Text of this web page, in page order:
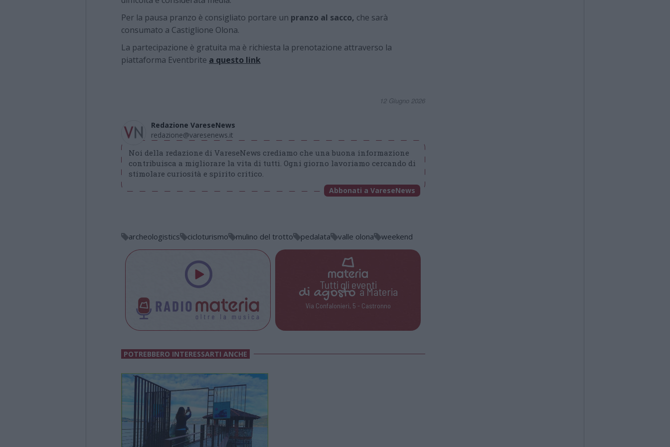
Per la pausa pranzo è consigliato portare un pranzo al sacco, che sarà
consumato a Castiglione Olona.
La partecipazione è gratuita ma è richiesta la prenotazione attraverso la
piattaforma Eventbrite a questo link
12 Giugno 2026
Redazione VareseNews
redazione@varesenews.it
Noi della redazione di VareseNews crediamo che una buona informazione
contribuisca a migliorare la vita di tutti. Ogni giorno lavoriamo cercando di
stimolare curiosità e spirito critico.
Abbonati a VareseNews
archeologistics cicloturismo mulino del trotto pedalata valle olona weekend
Tutti gli eventi
di agostoa Materia
Via Confalonieri, 5 - Castronno
POTREBBERO INTERESSARTI ANCHE